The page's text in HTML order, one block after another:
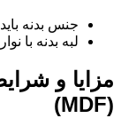
جنس بدنه
لبه بدنه با
مزایا و
(MDF)